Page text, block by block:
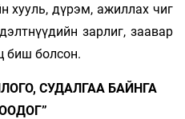
хууль, дүрэм, ажиллах чиг
зарлиг, заавар
биш болсон.
СУДАЛГАА БАЙНГА